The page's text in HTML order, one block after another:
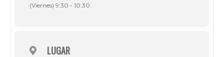
(Viernes) 9:30 - 10:30
LUGAR